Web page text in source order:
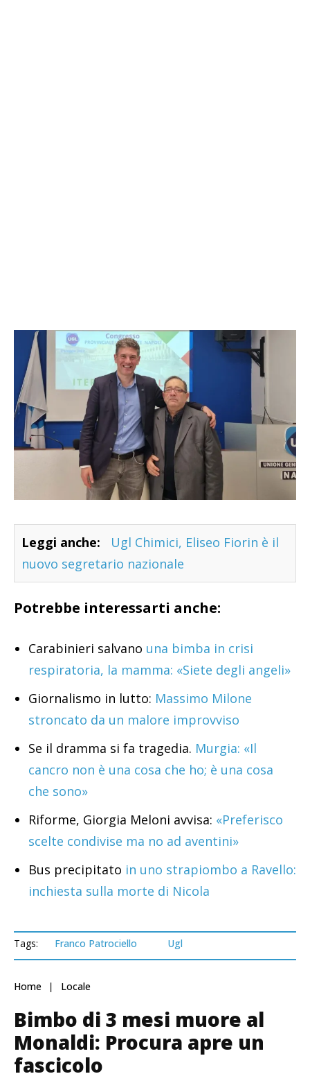
Leggi anche:
Ugl Chimici, Eliseo Fiorin è il
nuovo segretario nazionale
Potrebbe interessarti anche:
Carabinieri salvano una bimba in crisi
respiratoria, la mamma: «Siete degli angeli»
Giornalismo in lutto: Massimo Milone
stroncato da un malore improvviso
Se il dramma si fa tragedia. Murgia: «Il
cancro non è una cosa che ho; è una cosa
che sono»
Riforme, Giorgia Meloni avvisa: «Preferisco
scelte condivise ma no ad aventini»
Bus precipitato in uno strapiombo a Ravello:
inchiesta sulla morte di Nicola
Tags: Franco Patrociello Ugl
Home Locale
Bimbo di 3 mesi muore al
Monaldi: Procura apre un
fascicolo